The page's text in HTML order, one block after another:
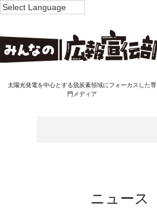
太陽光発電を中心とする脱炭素領域にフォーカスした専
門メディア
ニュース